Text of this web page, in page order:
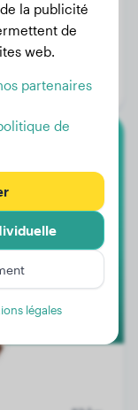
40 kg
6 ans, 1 mois
Mâle
la publicité
de
web.
partenaires
de
légales